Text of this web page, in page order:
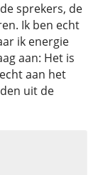
sprekers, de
Ik ben echt
ik energie
aan: Het is
aan het
uit de